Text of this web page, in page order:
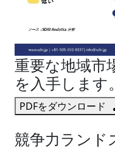
重要な地域市
を入手します。
PDFをダウンロード
競争力ランド